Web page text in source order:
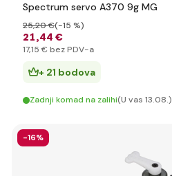
Spectrum servo A370 9g MG
21,44 €
25,20 €(-15 %)
17,15 € bez PDV-a
+ 21 bodova
Zadnji komad na zalihi(U vas 13.08.)
-16%